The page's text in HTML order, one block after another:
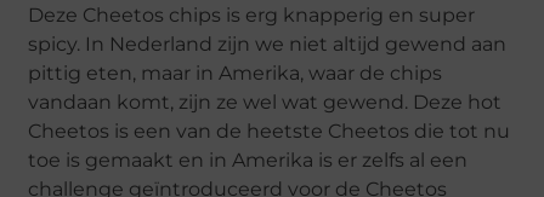
Deze Cheetos chips is erg knapperig en super
spicy. In Nederland zijn we niet altijd gewend aan
pittig eten, maar in Amerika, waar de chips
vandaan komt, zijn ze wel wat gewend. Deze hot
Cheetos is een van de heetste Cheetos die tot nu
toe is gemaakt en in Amerika is er zelfs al een
challenge geïntroduceerd voor de Cheetos